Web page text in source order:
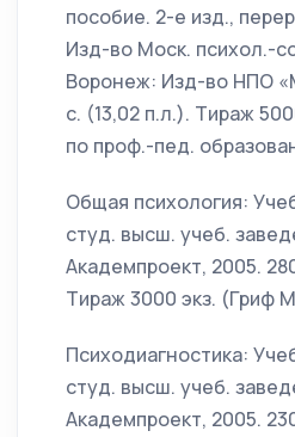
пособие. 2-е изд.,
Изд-во Моск. психол.-
Воронеж: Изд-во НПО
с. (13,02 п.л.). Тираж
по проф.-пед.
Общая психология:
студ. высш. учеб.
Академпроект, 2005.
Тираж 3000 экз. (Гриф
Психодиагностика:
студ. высш. учеб.
Академпроект, 2005.